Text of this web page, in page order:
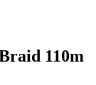
110m